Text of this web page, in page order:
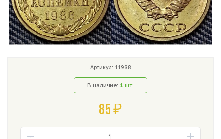
Артикул: 11988
В наличие: 1 шт.
85 ₽